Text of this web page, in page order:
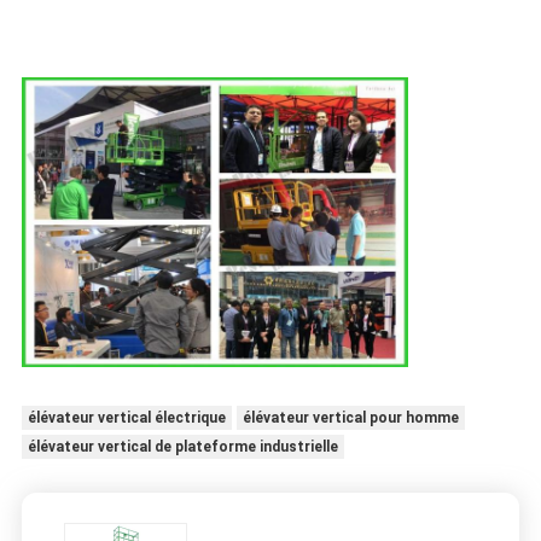
élévateur vertical électrique
élévateur vertical pour homme
élévateur vertical de plateforme industrielle